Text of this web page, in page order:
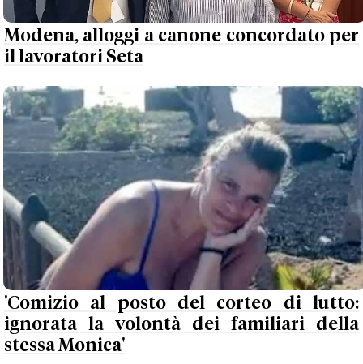
Modena, alloggi a canone concordato per
il lavoratori Seta
'Comizio al posto del corteo di lutto:
ignorata la volontà dei familiari della
stessa Monica'